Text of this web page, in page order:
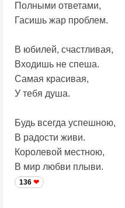
Полными ответами,
Гасишь жар проблем.
В юбилей, счастливая,
Входишь не спеша.
Самая красивая,
У тебя душа.
Будь всегда успешною,
В радости живи.
Королевой местною,
В мир любви плыви.
136